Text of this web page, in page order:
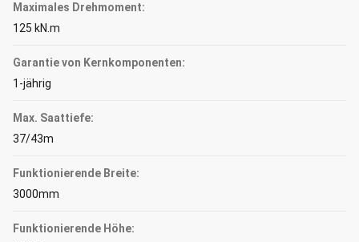
Maximales Drehmoment:
125 kN.m
Garantie von Kernkomponenten:
1-jährig
Max. Saattiefe:
37/43m
Funktionierende Breite:
3000mm
Funktionierende Höhe: